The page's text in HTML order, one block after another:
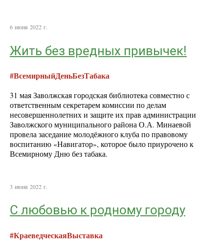
6 июня 2022 г.
Жить без вредных привычек!
#ВсемирныйДеньБезТабака
31 мая Заволжская городская библиотека совместно с
ответственным секретарем комиссии по делам
несовершеннолетних и защите их прав администрации
Заволжского муниципального района О.А. Минаевой
провела заседание молодёжного клуба по правовому
воспитанию «Навигатор», которое было приурочено к
Всемирному Дню без табака.
3 июня 2022 г.
C любовью к родному городу
#КраеведческаяВыставка